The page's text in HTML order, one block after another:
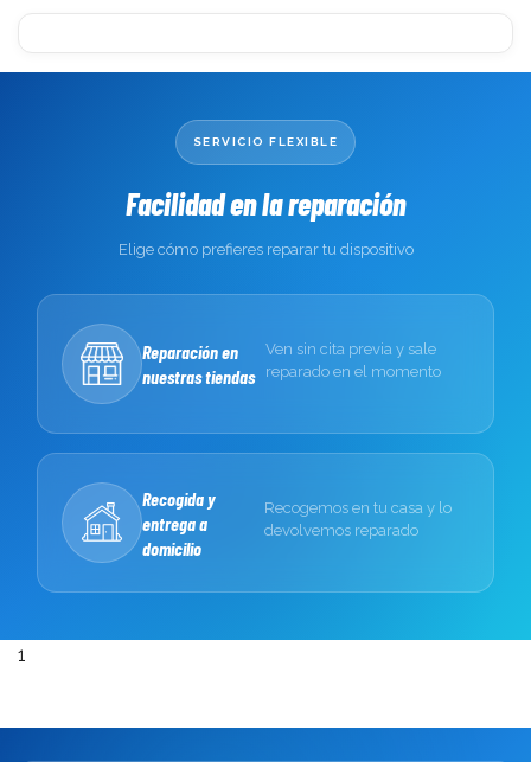
SERVICIO FLEXIBLE
Facilidad en la reparación
Elige cómo prefieres reparar tu dispositivo
Reparación en
nuestras tiendas
Ven sin cita previa y sale
reparado en el momento
Recogida y
entrega a
domicilio
Recogemos en tu casa y lo
devolvemos reparado
1